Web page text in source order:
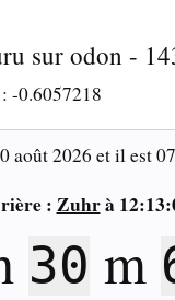
sur odon -
-0.6057218
août 2026 et il est
:Zuhrà
30 m